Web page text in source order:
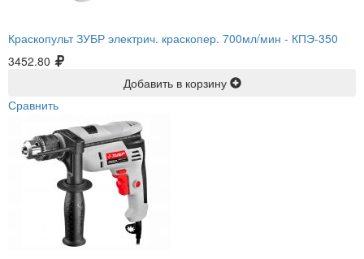
Краскопульт ЗУБР электрич. краскопер. 700мл/мин - КПЭ-350
3452.80
Добавить в корзину
Сравнить